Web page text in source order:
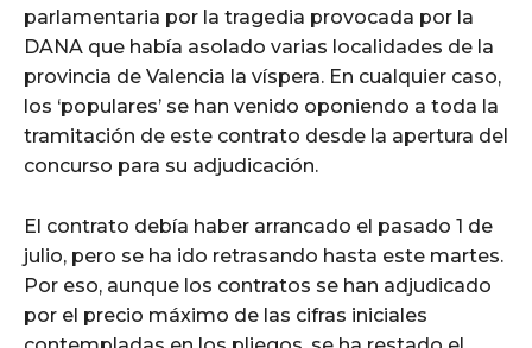
parlamentaria por la tragedia provocada por la
DANA que había asolado varias localidades de la
provincia de Valencia la víspera. En cualquier caso,
los ‘populares’ se han venido oponiendo a toda la
tramitación de este contrato desde la apertura del
concurso para su adjudicación.
El contrato debía haber arrancado el pasado 1 de
julio, pero se ha ido retrasando hasta este martes.
Por eso, aunque los contratos se han adjudicado
por el precio máximo de las cifras iniciales